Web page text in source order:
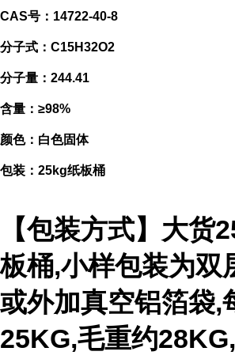
CAS号：14722-40-8
分子式：C15H32O2
分子量：244.41
含量：≥98%
颜色：白色固体
包装：25kg纸板桶
【包装方式】大货
板桶,小样包装为双
或外加真空铝箔袋,
25KG,毛重约